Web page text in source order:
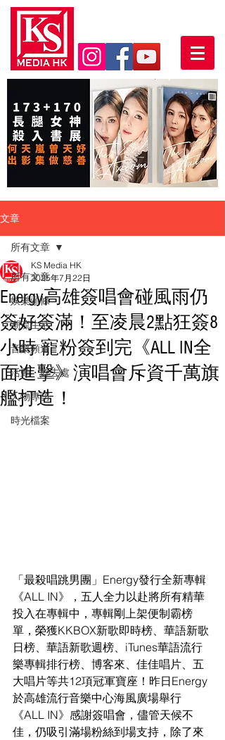
文章
所有文章
娛樂頭條
潮流生活
音樂頻道
活動・好去處
人物專訪
時光檔案
所有文章
Energy高雄簽唱會碰風雨仍
簽好簽滿！至凌晨2點狂簽8
小時 寵粉簽到完《ALL IN全
面進擊》演唱會斥資千萬旗
艦打造！
KS Media HK
2025年7月22日
「最殺唱跳男團」Energy發行全新專輯
《ALL IN》，五人全力以赴將所有精華
投入在專輯中，專輯剛上架便制霸榜
單，榮獲KKBOX新歌即時榜、華語新歌
日榜、華語新歌週榜、iTunes華語流行
樂專輯排行榜、博客來、佳佳唱片、五
大唱片等共12項冠軍寶座！昨日Energy
於高雄流行音樂中心海風廣場舉行
《ALL IN》感謝簽唱會，儘管天候不
佳，仍吸引滿場粉絲到場支持，除了來